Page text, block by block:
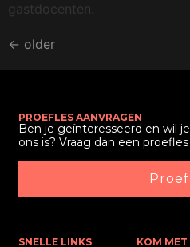
gastdocenten.
← older
PROEFLES AANVRAGEN
Ben je geïnteresseerd en wil
ons is? Vraag dan een proefles
SNELLE LINKS KOM MET